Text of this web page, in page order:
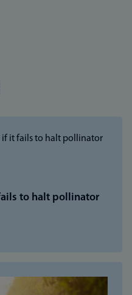
to halt pollinator